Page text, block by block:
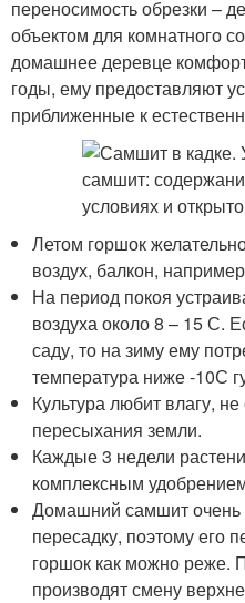
переносимость обрезки –
объектом для комнатного
домашнее деревце
годы, ему предоставляют
приближенные к
Летом горшок
воздух, балкон,
На период покоя
воздуха около 8 – 15 С.
саду, то на зиму ему
температура ниже -10С
Культура любит влагу, не
пересыхания земли.
Каждые 3 недели
комплексным
Домашний самшит очень
пересадку, поэтому его
горшок как можно реже.
производят смену